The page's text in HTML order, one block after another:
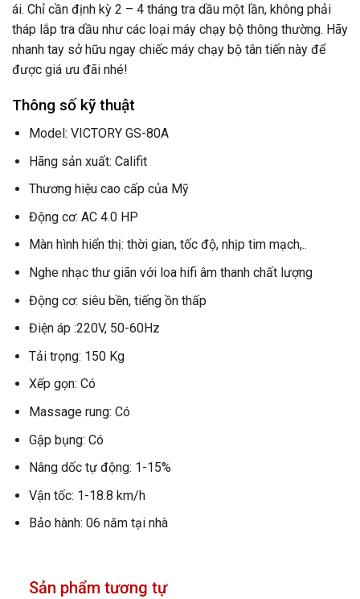
ái. Chỉ cần định kỳ 2 – 4 tháng tra dầu một lần, không phải
tháp lắp tra dầu như các loại máy chạy bộ thông thường. Hãy
nhanh tay sở hữu ngay chiếc máy chạy bộ tân tiến này để
được giá ưu đãi nhé!
Thông số kỹ thuật
Model: VICTORY GS-80A
Hãng sản xuất: Califit
Thương hiệu cao cấp của Mỹ
Động cơ: AC 4.0 HP
Màn hình hiển thị: thời gian, tốc độ, nhịp tim mạch,..
Nghe nhạc thư giãn với loa hifi âm thanh chất lượng
Động cơ: siêu bền, tiếng ồn thấp
Điện áp :220V, 50-60Hz
Tải trọng: 150 Kg
Xếp gọn: Có
Massage rung: Có
Gập bụng: Có
Nâng dốc tự động: 1-15%
Vận tốc: 1-18.8 km/h
Bảo hành: 06 năm tại nhà
Sản phẩm tương tự